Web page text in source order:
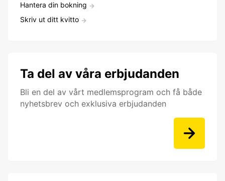
Hantera din bokning
Skriv ut ditt kvitto
Ta del av våra erbjudanden
Bli en del av vårt medlemsprogram och få både
nyhetsbrev och exklusiva erbjudanden